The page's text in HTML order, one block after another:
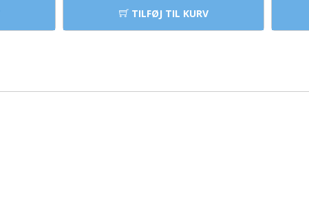
TILFØJ TIL KURV